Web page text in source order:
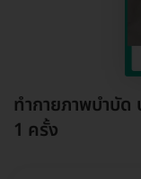
ทำกายภาพบำบัด
1 ครั้ง